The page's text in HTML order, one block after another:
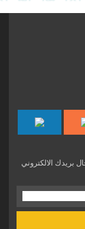
بريدك الالكتروني